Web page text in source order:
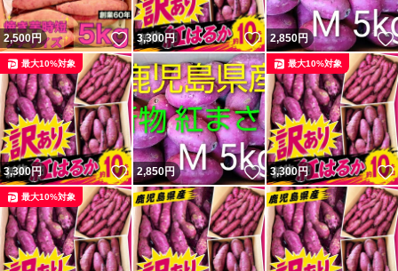
2,500円 いいね！
3,300円 いいね！
2,850円
3,300円 いいね！
最大10%対象
2,850円 いいね！
3,300円
最大10%対象
最大10%対象